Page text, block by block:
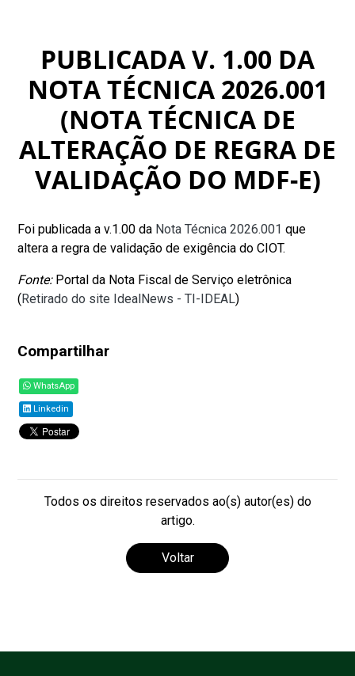
PUBLICADA V. 1.00 DA
NOTA TÉCNICA 2026.001
(NOTA TÉCNICA DE
ALTERAÇÃO DE REGRA DE
VALIDAÇÃO DO MDF-E)
Foi publicada a v.1.00 da Nota Técnica 2026.001 que
altera a regra de validação de exigência do CIOT.
Fonte:Portal da Nota Fiscal de Serviço eletrônica
(Retirado do site IdealNews - TI-IDEAL)
Compartilhar
WhatsApp
Linkedin
Todos os direitos reservados ao(s) autor(es) do
artigo.
Voltar